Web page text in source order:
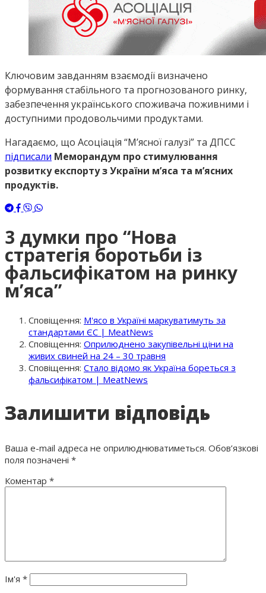
Ключовим завданням взаємодії визначено
формування стабільного та прогнозованого ринку,
забезпечення українського споживача поживними і
доступними продовольчими продуктами.
Нагадаємо, що Асоціація “М’ясної галузі” та ДПСС
підписали Меморандум про стимулювання
розвитку експорту з України м’яса та м’ясних
продуктів.
3 думки про “Нова
стратегія боротьби із
фальсифікатом на ринку
м’яса”
Сповіщення: М'ясо в Україні маркуватимуть за
стандартами ЄС | MeatNews
Сповіщення: Оприлюднено закупівельні ціни на
живих свиней на 24 – 30 травня
Сповіщення: Стало відомо як Україна бореться з
фальсифікатом | MeatNews
Залишити відповідь
Ваша e-mail адреса не оприлюднюватиметься. Обов’язкові
поля позначені *
Коментар *
Ім'я *